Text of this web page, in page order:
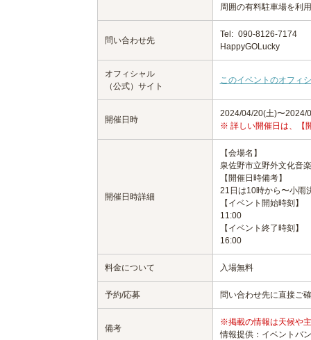
周囲の有料駐車場を利
問い合わせ先
Tel: 090-8126-7174
HappyGOLucky
オフィシャル
（公式）サイト
このイベントのオフィ
開催日時
2024/04/20(土)〜2024/
※ 詳しい開催日は、【
開催日時詳細
【会場名】
泉佐野市立野外文化音
【開催日時備考】
21日は10時から〜小雨
【イベント開始時刻】
11:00
【イベント終了時刻】
16:00
料金について 入場無料
予約/応募 問い合わせ先に直接ご
備考
※掲載の情報は天候や
情報提供：イベントバ